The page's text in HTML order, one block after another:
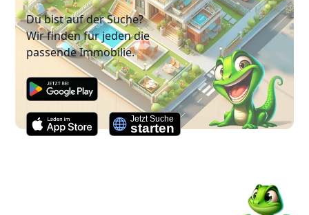
Du bist auf der Suche?
Wir finden für jeden die
passende Immobilie.